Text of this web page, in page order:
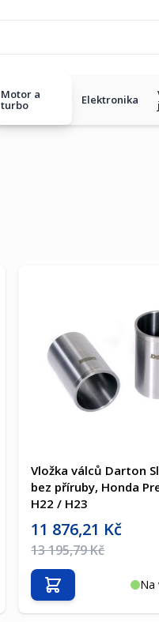
Motor a
turbo Elektronika
Vložka válců Darton
bez příruby, Honda
H22 / H23
Akční cena
11 876,21 Kč
Běžná cena
13 195,79 Kč
Na
Přidat do košíku